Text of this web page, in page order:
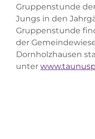
Gruppenstunde
Jungs in den
Gruppenstunde
der
Dornholzhausen
unter